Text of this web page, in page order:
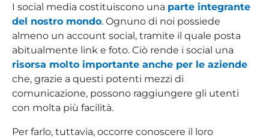
I social media costituiscono una parte integrante
del nostro mondo. Ognuno di noi possiede
almeno un account social, tramite il quale posta
abitualmente link e foto. Ciò rende i social una
risorsa molto importante anche per le aziende
che, grazie a questi potenti mezzi di
comunicazione, possono raggiungere gli utenti
con molta più facilità.
Per farlo, tuttavia, occorre conoscere il loro